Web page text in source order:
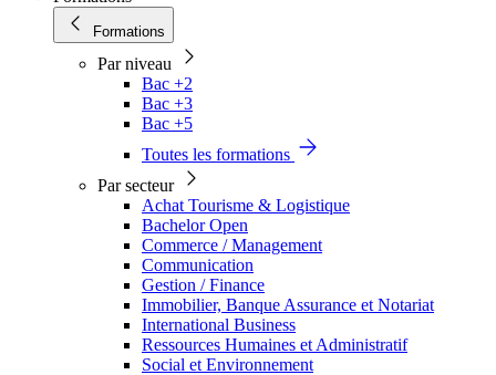
Formations
Par niveau
Bac +2
Bac +3
Bac +5
Toutes les formations
Par secteur
Achat Tourisme & Logistique
Bachelor Open
Commerce / Management
Communication
Gestion / Finance
Immobilier, Banque Assurance et Notariat
International Business
Ressources Humaines et Administratif
Social et Environnement